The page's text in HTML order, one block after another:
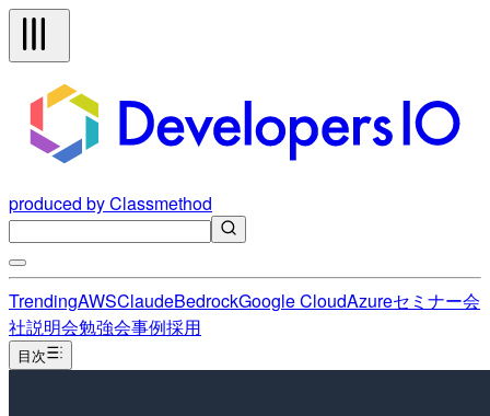
produced by Classmethod
TrendingAWSClaudeBedrockGoogle CloudAzureセミナー会
社説明会勉強会事例採用
目次